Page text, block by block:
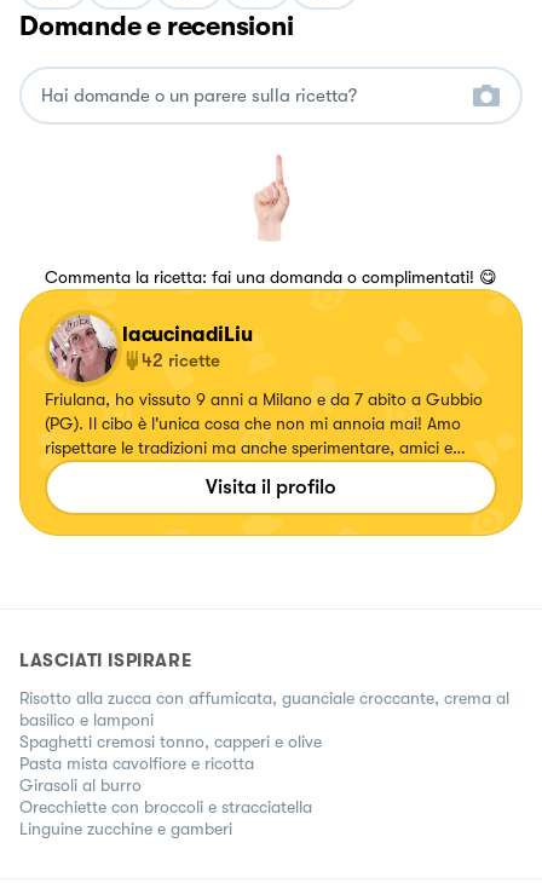
Domande e recensioni
Commenta la ricetta: fai una domanda o complimentati! 😋
lacucinadiLiu
42 ricette
Friulana, ho vissuto 9 anni a Milano e da 7 abito a Gubbio
(PG). Il cibo è l'unica cosa che non mi annoia mai! Amo
rispettare le tradizioni ma anche sperimentare, amici e
familiari si prestano volentieri a farmi da cavie 😉
Visita il profilo
LASCIATI ISPIRARE
Risotto alla zucca con affumicata, guanciale croccante, crema al
basilico e lamponi
Spaghetti cremosi tonno, capperi e olive
Pasta mista cavolfiore e ricotta
Girasoli al burro
Orecchiette con broccoli e stracciatella
Linguine zucchine e gamberi